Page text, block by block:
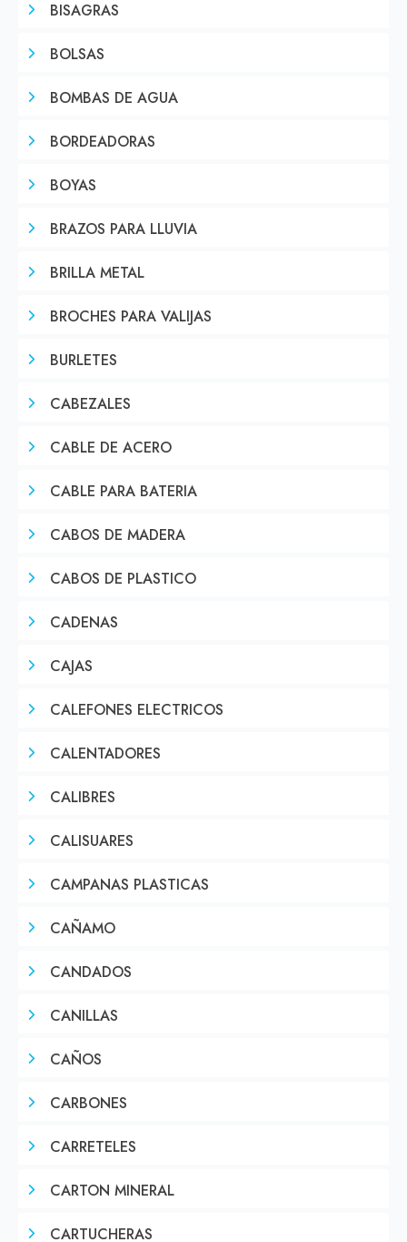
BISAGRAS
BOLSAS
BOMBAS DE AGUA
BORDEADORAS
BOYAS
BRAZOS PARA LLUVIA
BRILLA METAL
BROCHES PARA VALIJAS
BURLETES
CABEZALES
CABLE DE ACERO
CABLE PARA BATERIA
CABOS DE MADERA
CABOS DE PLASTICO
CADENAS
CAJAS
CALEFONES ELECTRICOS
CALENTADORES
CALIBRES
CALISUARES
CAMPANAS PLASTICAS
CAÑAMO
CANDADOS
CANILLAS
CAÑOS
CARBONES
CARRETELES
CARTON MINERAL
CARTUCHERAS